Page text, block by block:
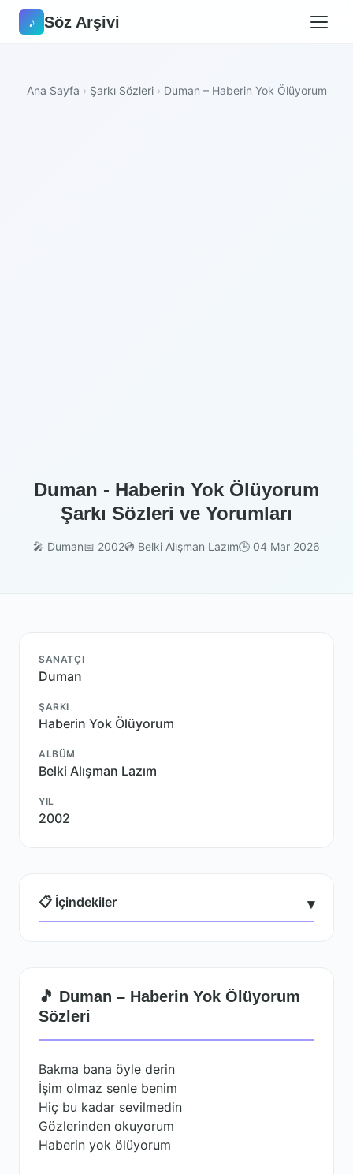
♪ Söz Arşivi
Ana Sayfa › Şarkı Sözleri › Duman – Haberin Yok Ölüyorum
Duman - Haberin Yok Ölüyorum
Şarkı Sözleri ve Yorumları
🎤 Duman📅 2002💿 Belki Alışman Lazım🕒 04 Mar 2026
SANATÇI
Duman
ŞARKI
Haberin Yok Ölüyorum
ALBÜM
Belki Alışman Lazım
YIL
2002
📋 İçindekiler ▾
🎵 Duman – Haberin Yok Ölüyorum
Sözleri
Bakma bana öyle derin
İşim olmaz senle benim
Hiç bu kadar sevilmedin
Gözlerinden okuyorum
Haberin yok ölüyorum